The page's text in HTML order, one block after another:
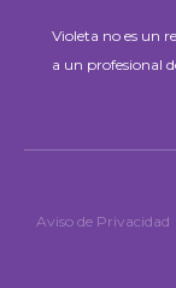
Violeta no es un
a un profesional
Aviso de Privacidad